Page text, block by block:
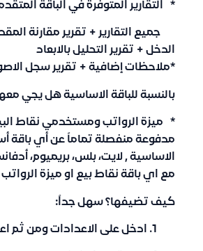
* التقارير المتوفرة في الباقة
جميع التقارير + تقرير مقارنة
الدخل + تقرير التحليل بالابعاد
*ملاحظات إضافية + تقرير سجل
بالنسبة للباقة الاساسية هل يجي
* ميزة الرواتب ومستخدمي نقاط
مدفوعة منفصلة تماماً عن أي باقة
الاساسية , لايت، بلس، بريميوم،
مع اي باقة نقاط بيع او ميزة
كيف تضيفها؟ سهل جداً:
ادخل على الاعدادات ومن ثم